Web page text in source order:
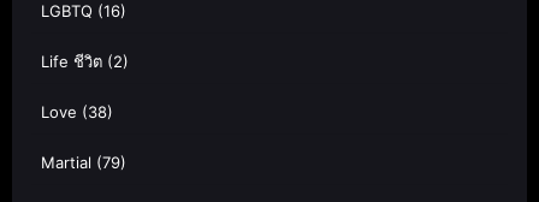
LGBTQ (16)
Life ชีวิต (2)
Love (38)
Martial (79)